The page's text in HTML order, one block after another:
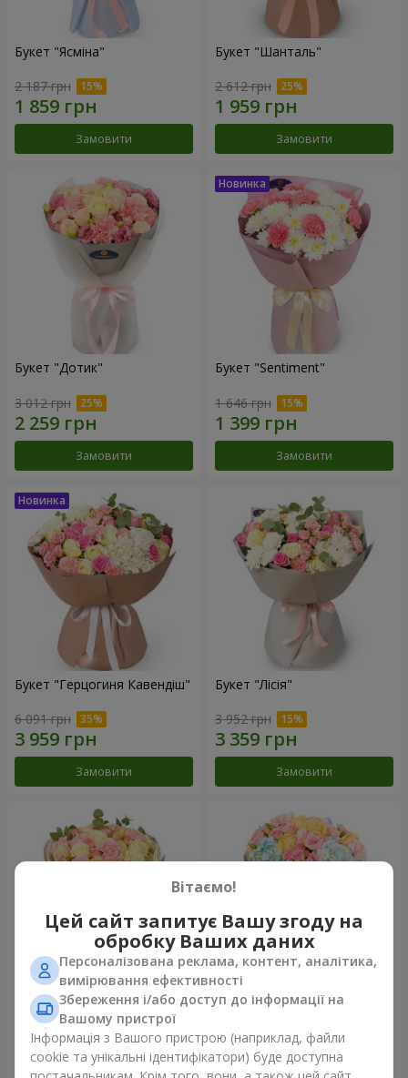
Букет "Ясміна"
2 187 грн
Замовити
Букет "Шанталь"
2 612 грн
Замовити
Букет "Дотик"
3 012 грн
Замовити
Букет "Sentiment"
1 646 грн
Замовити
Букет "Герцогиня Кавендіш"
6 091 грн
Замовити
Букет "Лісія"
3 952 грн
Замовити
Букет "Nude Perfume"
3 128 грн
Букет "Ніжність світанку"
4 532 грн
Вітаємо!
Цей сайт запитує Вашу згоду на
обробку Ваших даних
Персоналізована реклама, контент, аналітика,
вимірювання ефективності
Збереження і/або доступ до інформації на
Вашому пристрої
Інформація з Вашого пристрою (наприклад, файли
cookie та унікальні ідентифікатори) буде доступна